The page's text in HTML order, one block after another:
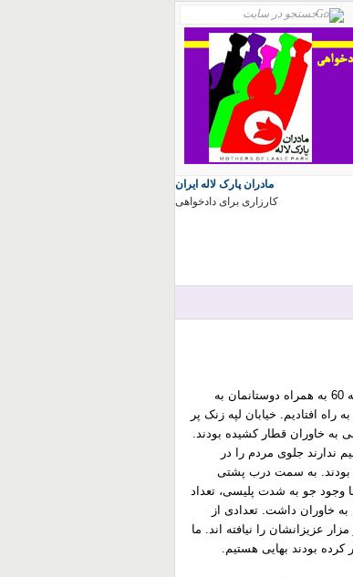
مادران پارک لاله ایران
کارزاری برای دادخواهی
جمعه صبح برای برپاداشتن نوروز و گرامی داشت یاد و خاطره جان باختگان دهه 60 به همراه دوستانمان به
افتادیم. خیابان لپه زنک پر
به خاوران قطار کشیده بودند.
ندارند جلوی مردم را در
بودند. به سمت درب پشتی
وجود جو به شدت پلیسی، تعداد
خاوران داشت. تعدادی از
عزیزانشان را نیافته اند. ما
بودند بهایی هستیم.